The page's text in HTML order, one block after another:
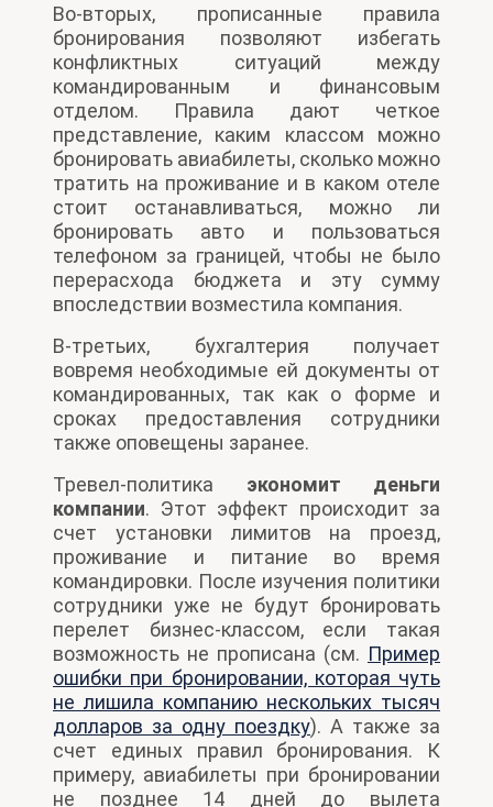
Во-вторых, прописанные правила
бронирования позволяют избегать
конфликтных ситуаций между
командированным и финансовым
отделом. Правила дают четкое
представление, каким классом можно
бронировать авиабилеты, сколько можно
тратить на проживание и в каком отеле
стоит останавливаться, можно ли
бронировать авто и пользоваться
телефоном за границей, чтобы не было
перерасхода бюджета и эту сумму
впоследствии возместила компания.
В-третьих, бухгалтерия получает
вовремя необходимые ей документы от
командированных, так как о форме и
сроках предоставления сотрудники
также оповещены заранее.
Тревел-политика экономит деньги
компании. Этот эффект происходит за
счет установки лимитов на проезд,
проживание и питание во время
командировки. После изучения политики
сотрудники уже не будут бронировать
перелет бизнес-классом, если такая
возможность не прописана (см. Пример
ошибки при бронировании, которая чуть
не лишила компанию нескольких тысяч
долларов за одну поездку). А также за
счет единых правил бронирования. К
примеру, авиабилеты при бронировании
не позднее 14 дней до вылета